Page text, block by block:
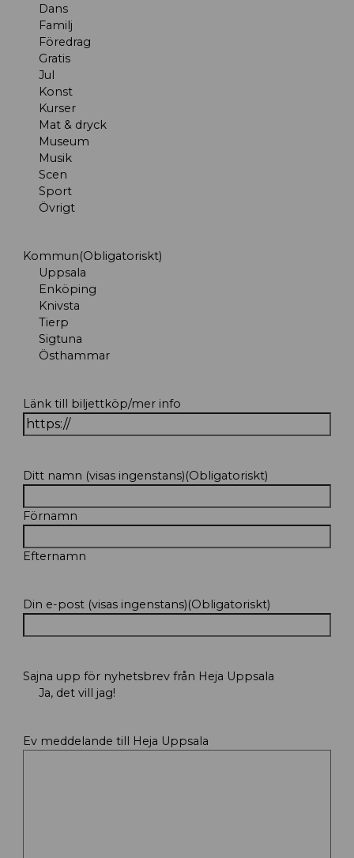
Dans
Familj
Föredrag
Gratis
Jul
Konst
Kurser
Mat & dryck
Museum
Musik
Scen
Sport
Övrigt
Kommun(Obligatoriskt)
Uppsala
Enköping
Knivsta
Tierp
Sigtuna
Östhammar
Länk till biljettköp/mer info
Ditt namn (visas ingenstans)(Obligatoriskt)
Förnamn
Efternamn
Din e-post (visas ingenstans)(Obligatoriskt)
Sajna upp för nyhetsbrev från Heja Uppsala
Ja, det vill jag!
Ev meddelande till Heja Uppsala